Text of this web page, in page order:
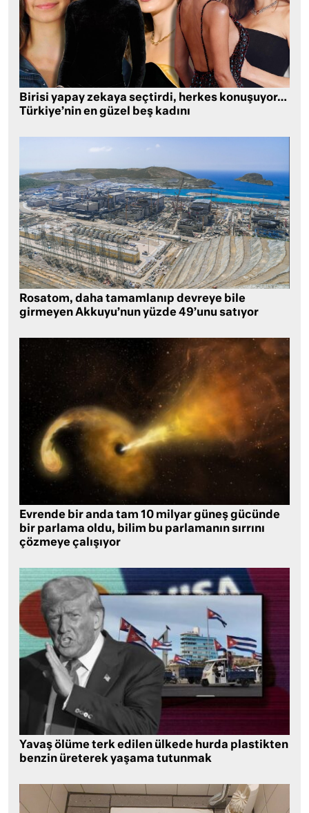
Birisi yapay zekaya seçtirdi, herkes konuşuyor…
Türkiye’nin en güzel beş kadını
Rosatom, daha tamamlanıp devreye bile
girmeyen Akkuyu’nun yüzde 49’unu satıyor
Evrende bir anda tam 10 milyar güneş gücünde
bir parlama oldu, bilim bu parlamanın sırrını
çözmeye çalışıyor
Yavaş ölüme terk edilen ülkede hurda plastikten
benzin üreterek yaşama tutunmak